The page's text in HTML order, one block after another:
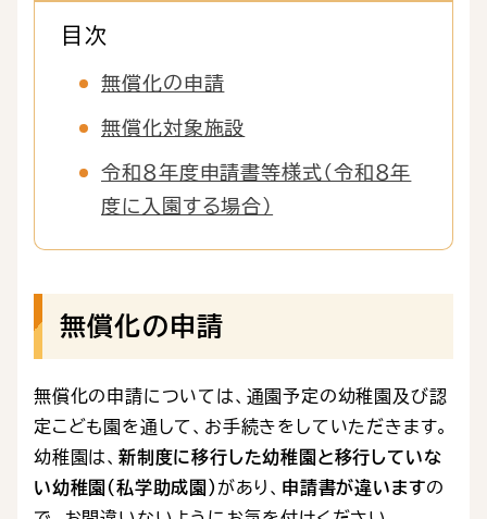
目次
無償化の申請
無償化対象施設
令和８年度申請書等様式（令和８年
度に入園する場合）
無償化の申請
無償化の申請については、通園予定の幼稚園及び認
定こども園を通して、お手続きをしていただきます。
幼稚園は、 新制度に移行した幼稚園と移行していな
い幼稚園（私学助成園） があり、 申請書が違いますの